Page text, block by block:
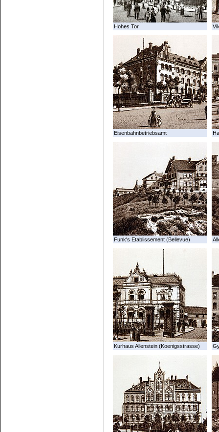
Hohes Tor
Eisenbahnbetriebsamt
Funk's Etablissement (Bellevue)
Kurhaus Allenstein (Koenigsstrasse)